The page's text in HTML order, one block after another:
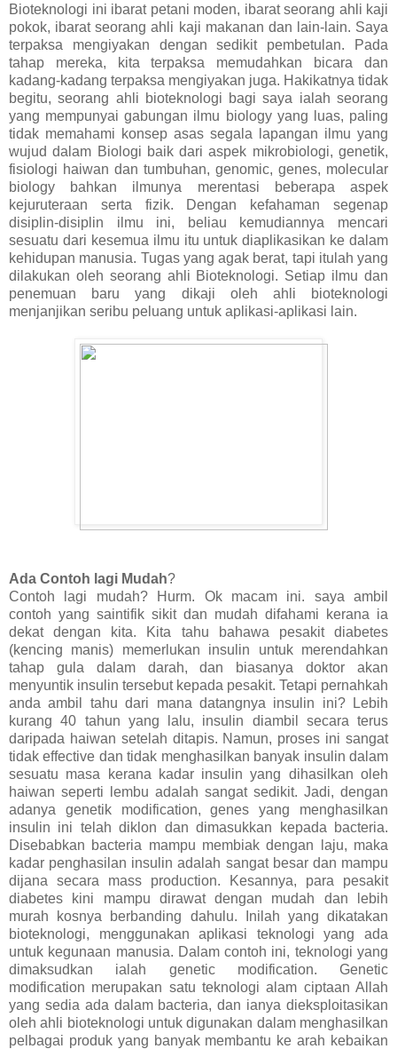
Bioteknologi ini ibarat petani moden, ibarat seorang ahli kaji
pokok, ibarat seorang ahli kaji makanan dan lain-lain. Saya
terpaksa mengiyakan dengan sedikit pembetulan. Pada
tahap mereka, kita terpaksa memudahkan bicara dan
kadang-kadang terpaksa mengiyakan juga. Hakikatnya tidak
begitu, seorang ahli bioteknologi bagi saya ialah seorang
yang mempunyai gabungan ilmu biology yang luas, paling
tidak memahami konsep asas segala lapangan ilmu yang
wujud dalam Biologi baik dari aspek mikrobiologi, genetik,
fisiologi haiwan dan tumbuhan, genomic, genes, molecular
biology bahkan ilmunya merentasi beberapa aspek
kejuruteraan serta fizik. Dengan kefahaman segenap
disiplin-disiplin ilmu ini, beliau kemudiannya mencari
sesuatu dari kesemua ilmu itu untuk diaplikasikan ke dalam
kehidupan manusia. Tugas yang agak berat, tapi itulah yang
dilakukan oleh seorang ahli Bioteknologi. Setiap ilmu dan
penemuan baru yang dikaji oleh ahli bioteknologi
menjanjikan seribu peluang untuk aplikasi-aplikasi lain.
Ada Contoh lagi Mudah?
Contoh lagi mudah? Hurm. Ok macam ini. saya ambil
contoh yang saintifik sikit dan mudah difahami kerana ia
dekat dengan kita. Kita tahu bahawa pesakit diabetes
(kencing manis) memerlukan insulin untuk merendahkan
tahap gula dalam darah, dan biasanya doktor akan
menyuntik insulin tersebut kepada pesakit. Tetapi pernahkah
anda ambil tahu dari mana datangnya insulin ini? Lebih
kurang 40 tahun yang lalu, insulin diambil secara terus
daripada haiwan setelah ditapis. Namun, proses ini sangat
tidak effective dan tidak menghasilkan banyak insulin dalam
sesuatu masa kerana kadar insulin yang dihasilkan oleh
haiwan seperti lembu adalah sangat sedikit. Jadi, dengan
adanya genetik modification, genes yang menghasilkan
insulin ini telah diklon dan dimasukkan kepada bacteria.
Disebabkan bacteria mampu membiak dengan laju, maka
kadar penghasilan insulin adalah sangat besar dan mampu
dijana secara mass production. Kesannya, para pesakit
diabetes kini mampu dirawat dengan mudah dan lebih
murah kosnya berbanding dahulu. Inilah yang dikatakan
bioteknologi, menggunakan aplikasi teknologi yang ada
untuk kegunaan manusia. Dalam contoh ini, teknologi yang
dimaksudkan ialah genetic modification. Genetic
modification merupakan satu teknologi alam ciptaan Allah
yang sedia ada dalam bacteria, dan ianya dieksploitasikan
oleh ahli bioteknologi untuk digunakan dalam menghasilkan
pelbagai produk yang banyak membantu ke arah kebaikan